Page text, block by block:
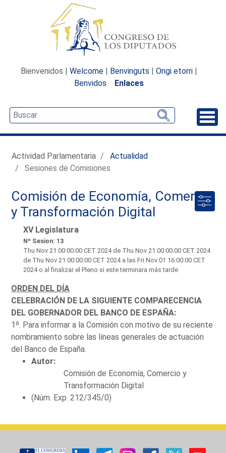
Bienvenidos | Welcome | Benvinguts | Ongi etorri |
Benvidos
Enlaces
Actividad Parlamentaria
Actualidad
Sesiones de Comisiones
Comisión de Economía, Comercio
y Transformación Digital
XV Legislatura
Nº Sesion: 13
Thu Nov 21 00:00:00 CET 2024de Thu Nov 21 00:00:00 CET 2024
de Thu Nov 21 00:00:00 CET 2024 a las Fri Nov 01 16:00:00 CET
2024 o al finalizar el Pleno si este terminara más tarde
ORDEN DEL DÍA
CELEBRACIÓN DE LA SIGUIENTE COMPARECENCIA
DEL GOBERNADOR DEL BANCO DE ESPAÑA:
1º. Para informar a la Comisión con motivo de su reciente
nombramiento sobre las líneas generales de actuación
del Banco de España.
Autor:
Comisión de Economía, Comercio y
Transformación Digital
(Núm. Exp. 212/345/0)